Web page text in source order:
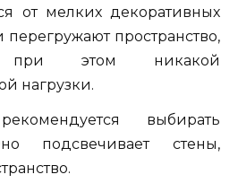
от мелких декоративных
пространство,
этом никакой
нагрузки.
выбирать
подсвечивает стены,